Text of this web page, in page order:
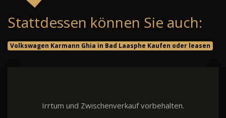
Stattdessen können Sie auch:
Volkswagen Karmann Ghia in Bad Laasphe Kaufen oder leasen
Irrtum und Zwischenverkauf vorbehalten.